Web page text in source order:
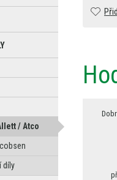
/ Atco
díly